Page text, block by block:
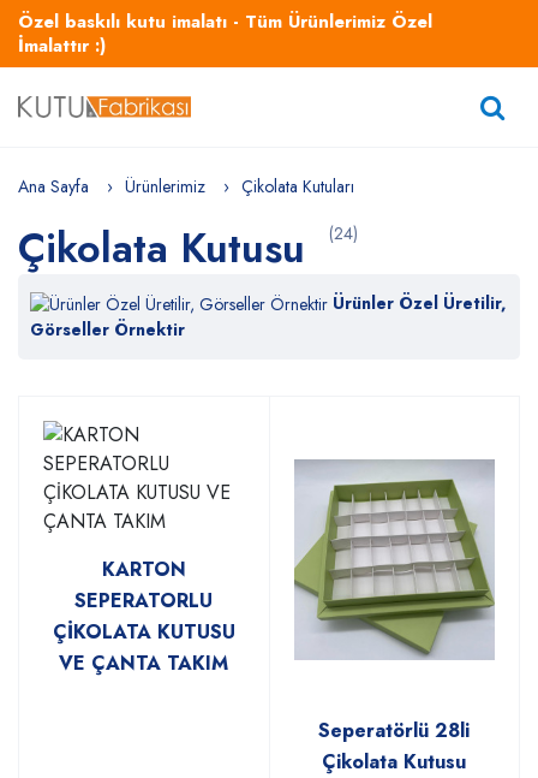
Özel baskılı kutu imalatı - Tüm Ürünlerimiz Özel
İmalattır :)
Ana Sayfa Ürünlerimiz Çikolata Kutuları
Çikolata Kutusu (24)
Ürünler Özel Üretilir,
Görseller Örnektir
KARTON
SEPERATORLU
ÇİKOLATA KUTUSU
VE ÇANTA TAKIM
Seperatörlü 28li
Çikolata Kutusu